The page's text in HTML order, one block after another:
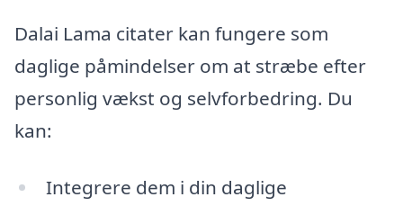
Dalai Lama citater kan fungere som
daglige påmindelser om at stræbe efter
personlig vækst og selvforbedring. Du
kan:
Integrere dem i din daglige